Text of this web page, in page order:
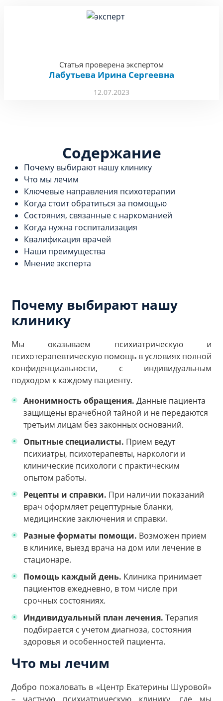
12.07.2023
Статья проверена экспертом
Лабутьева Ирина Сергеевна
Содержание
Почему выбирают нашу клинику
Что мы лечим
Ключевые направления психотерапии
Когда стоит обратиться за помощью
Состояния, связанные с наркоманией
Когда нужна госпитализация
Квалификация врачей
Наши преимущества
Мнение эксперта
Почему выбирают нашу
клинику
Мы оказываем психиатрическую и
психотерапевтическую помощь в условиях полной
конфиденциальности, с индивидуальным
подходом к каждому пациенту.
Анонимность обращения. Данные пациента
защищены врачебной тайной и не передаются
третьим лицам без законных оснований.
Опытные специалисты. Прием ведут
психиатры, психотерапевты, наркологи и
клинические психологи с практическим
опытом работы.
Рецепты и справки. При наличии показаний
врач оформляет рецептурные бланки,
медицинские заключения и справки.
Разные форматы помощи. Возможен прием
в клинике, выезд врача на дом или лечение в
стационаре.
Помощь каждый день. Клиника принимает
пациентов ежедневно, в том числе при
срочных состояниях.
Индивидуальный план лечения. Терапия
подбирается с учетом диагноза, состояния
здоровья и особенностей пациента.
Что мы лечим
Добро пожаловать в «Центр Екатерины Шуровой»